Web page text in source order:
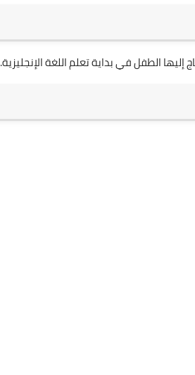
الطفل في بداية تعلم اللغة الإنجليزية.